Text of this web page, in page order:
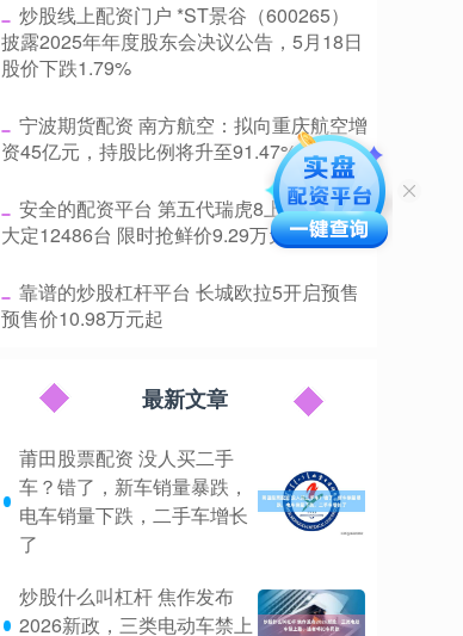
​炒股线上配资门户 *ST景谷（600265）
披露2025年年度股东会决议公告，5月18日
股价下跌1.79%
​宁波期货配资 南方航空：拟向重庆航空增
资45亿元，持股比例将升至91.47%
​安全的配资平台 第五代瑞虎8上市24小时
大定12486台 限时抢鲜价9.29万元起
​靠谱的炒股杠杆平台 长城欧拉5开启预售
预售价10.98万元起
最新文章
莆田股票配资 没人买二手
车？错了，新车销量暴跌，
电车销量下跌，二手车增长
了
炒股什么叫杠杆 焦作发布
2026新政，三类电动车禁上